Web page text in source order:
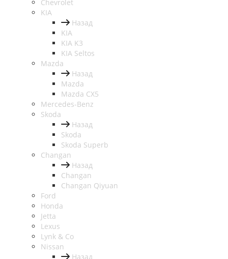
Chevrolet
KIA
Назад
KIA
KIA K3
KIA Seltos
Mazda
Назад
Mazda
Mazda CX5
Mercedes-Benz
Skoda
Назад
Skoda
Skoda Superb
Changan
Назад
Changan
Changan Qiyuan
Ford
Honda
Jetta
Lexus
Lynk & Co
Nissan
Назад